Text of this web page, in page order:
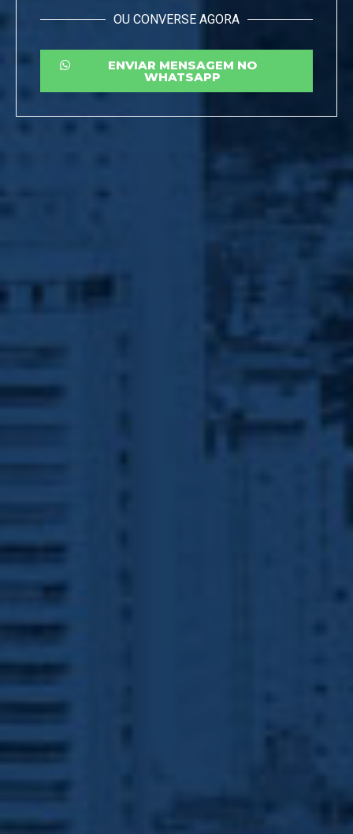
OU CONVERSE AGORA
ENVIAR MENSAGEM NO
WHATSAPP